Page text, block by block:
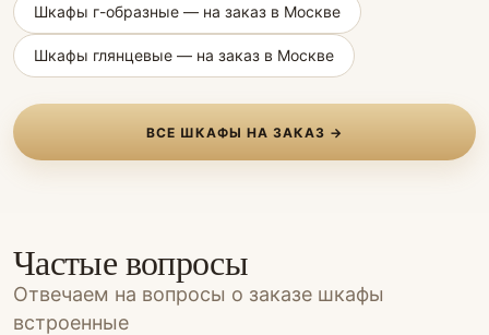
Шкафы г-образные — на заказ в Москве
Шкафы глянцевые — на заказ в Москве
ВСЕ ШКАФЫ НА ЗАКАЗ →
Частые вопросы
Отвечаем на вопросы о заказе шкафы
встроенные